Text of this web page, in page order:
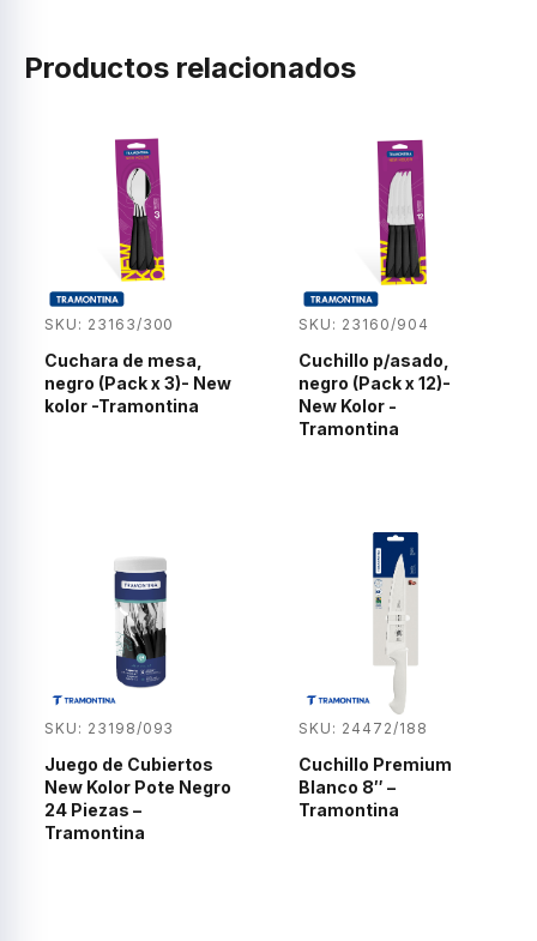
Productos relacionados
SKU: 23163/300
Cuchara de mesa,
negro (Pack x 3)- New
kolor -Tramontina
SKU: 23160/904
Cuchillo p/asado,
negro (Pack x 12)-
New Kolor -
Tramontina
SKU: 23198/093
Juego de Cubiertos
New Kolor Pote Negro
24 Piezas –
Tramontina
SKU: 24472/188
Cuchillo Premium
Blanco 8″ –
Tramontina